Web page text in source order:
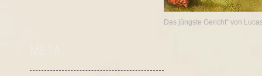
Das jüngste Gericht“ von